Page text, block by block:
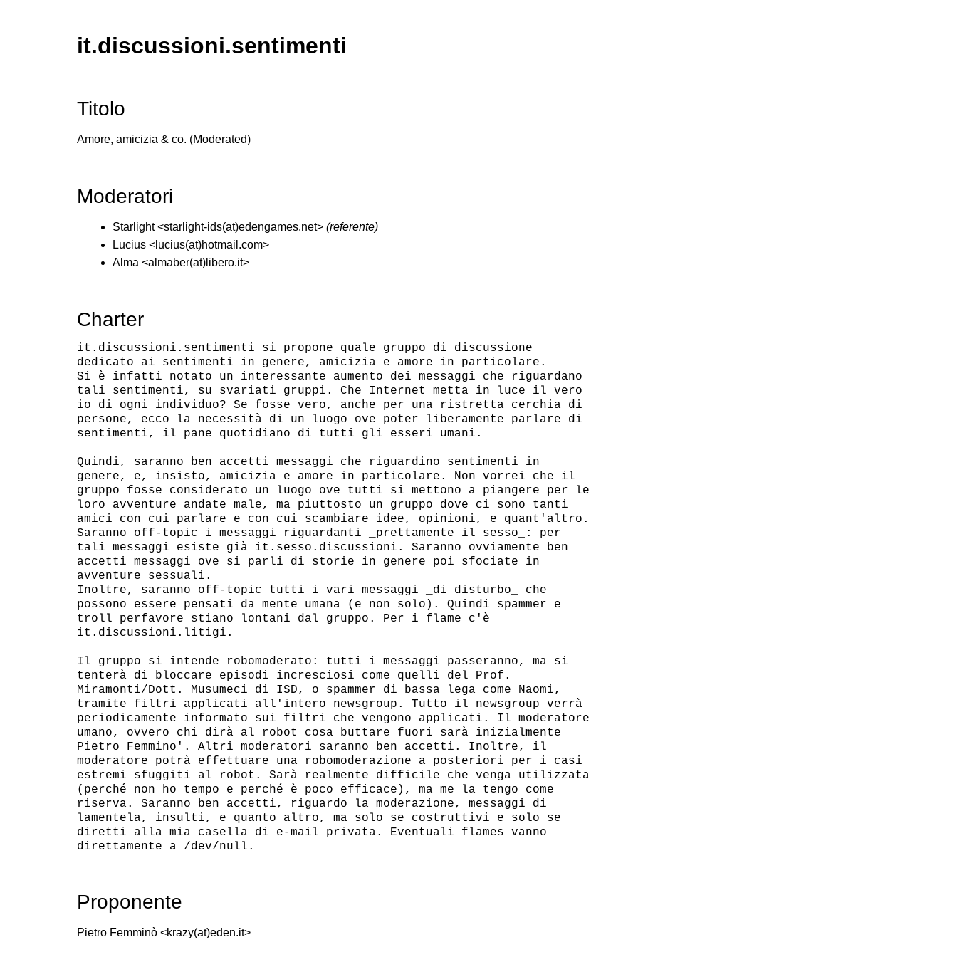
it.discussioni.sentimenti
Titolo
Amore, amicizia & co. (Moderated)
Moderatori
Starlight <starlight-ids(at)edengames.net>(referente)
Lucius <lucius(at)hotmail.com>
Alma <almaber(at)libero.it>
Charter
it.discussioni.sentimenti si propone quale gruppo di discussione
dedicato ai sentimenti in genere, amicizia e amore in particolare.
Si è infatti notato un interessante aumento dei messaggi che riguardano
tali sentimenti, su svariati gruppi. Che Internet metta in luce il vero
io di ogni individuo? Se fosse vero, anche per una ristretta cerchia di
persone, ecco la necessità di un luogo ove poter liberamente parlare di
sentimenti, il pane quotidiano di tutti gli esseri umani.
Quindi, saranno ben accetti messaggi che riguardino sentimenti in
genere, e, insisto, amicizia e amore in particolare. Non vorrei che il
gruppo fosse considerato un luogo ove tutti si mettono a piangere per le
loro avventure andate male, ma piuttosto un gruppo dove ci sono tanti
amici con cui parlare e con cui scambiare idee, opinioni, e quant'altro.
Saranno off-topic i messaggi riguardanti _prettamente il sesso_: per
tali messaggi esiste già it.sesso.discussioni. Saranno ovviamente ben
accetti messaggi ove si parli di storie in genere poi sfociate in
avventure sessuali.
Inoltre, saranno off-topic tutti i vari messaggi _di disturbo_ che
possono essere pensati da mente umana (e non solo). Quindi spammer e
troll perfavore stiano lontani dal gruppo. Per i flame c'è
it.discussioni.litigi.
Il gruppo si intende robomoderato: tutti i messaggi passeranno, ma si
tenterà di bloccare episodi incresciosi come quelli del Prof.
Miramonti/Dott. Musumeci di ISD, o spammer di bassa lega come Naomi,
tramite filtri applicati all'intero newsgroup. Tutto il newsgroup verrà
periodicamente informato sui filtri che vengono applicati. Il moderatore
umano, ovvero chi dirà al robot cosa buttare fuori sarà inizialmente
Pietro Femmino'. Altri moderatori saranno ben accetti. Inoltre, il
moderatore potrà effettuare una robomoderazione a posteriori per i casi
estremi sfuggiti al robot. Sarà realmente difficile che venga utilizzata
(perché non ho tempo e perché è poco efficace), ma me la tengo come
riserva. Saranno ben accetti, riguardo la moderazione, messaggi di
lamentela, insulti, e quanto altro, ma solo se costruttivi e solo se
diretti alla mia casella di e-mail privata. Eventuali flames vanno
Proponente
Pietro Femminò <krazy(at)eden.it>